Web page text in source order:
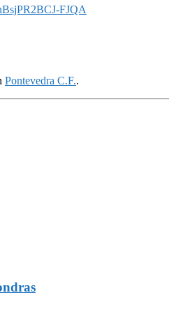
FJQA
Pontevedra C.F..